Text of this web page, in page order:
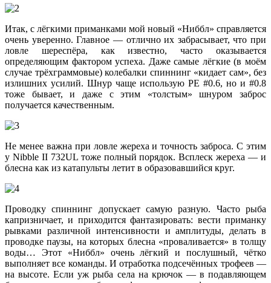
Итак, с лёгкими приманками мой новый «Ниббл» справляется
очень уверенно. Главное — отлично их забрасывает, что при
ловле шереспёра, как известно, часто оказывается
определяющим фактором успеха. Даже самые лёгкие (в моём
случае трёхграммовые) колебалки спиннинг «кидает сам», без
излишних усилий. Шнур чаще использую РЕ #0.6, но и #0.8
тоже бывает, и даже с этим «толстым» шнуром заброс
получается качественным.
Не менее важна при ловле жереха и точность заброса. С этим
у Nibble II 732UL тоже полный порядок. Всплеск жереха — и
блесна как из катапульты летит в образовавшийся круг.
Проводку спиннинг допускает самую разную. Часто рыба
капризничает, и приходится фантазировать: вести приманку
рывками различной интенсивности и амплитуды, делать в
проводке паузы, на которых блесна «проваливается» в толщу
воды… Этот «Ниббл» очень лёгкий и послушный, чётко
выполняет все команды. И отработка подсечённых трофеев —
на высоте. Если уж рыба села на крючок — в подавляющем